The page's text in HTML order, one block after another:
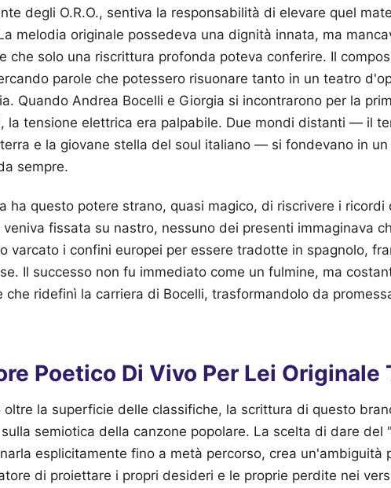
degli O.R.O., sentiva la responsabilità di elevare quel
melodia originale possedeva una dignità innata, ma
che solo una riscrittura profonda poteva conferire. Il
parole che potessero risuonare tanto in un teatro
Quando Andrea Bocelli e Giorgia si incontrarono per la
la tensione elettrica era palpabile. Due mondi distanti — il
e la giovane stella del soul italiano — si fondevano in
sempre.
ha questo potere strano, quasi magico, di riscrivere i
veniva fissata su nastro, nessuno dei presenti immaginava
varcato i confini europei per essere tradotte in spagnolo,
Il successo non fu immediato come un fulmine, ma
che ridefinì la carriera di Bocelli, trasformandolo da
Poetico Di Vivo Per Lei Originale
oltre la superficie delle classifiche, la scrittura di questo
semiotica della canzone popolare. La scelta di dare del
esplicitamente fino a metà percorso, crea un'ambiguità
di proiettare i propri desideri e le proprie perdite nei